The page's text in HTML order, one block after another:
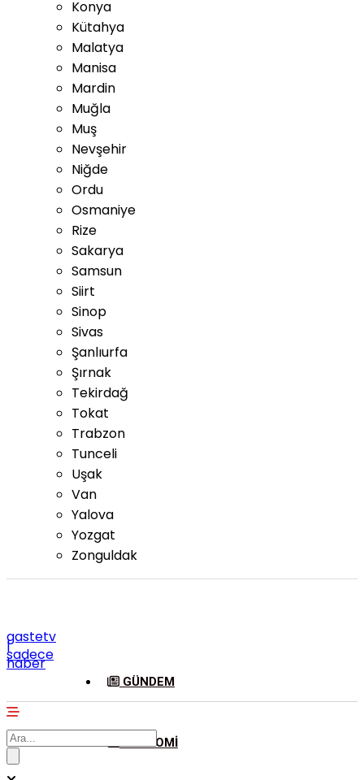
Konya
Kütahya
Malatya
Manisa
Mardin
Muğla
Muş
Nevşehir
Niğde
Ordu
Osmaniye
Rize
Sakarya
Samsun
Siirt
Sinop
Sivas
Şanlıurfa
Şırnak
Tekirdağ
Tokat
Trabzon
Tunceli
Uşak
Van
Yalova
Yozgat
Zonguldak
gastetv
|
sadece
haber
GÜNDEM
EKONOMI